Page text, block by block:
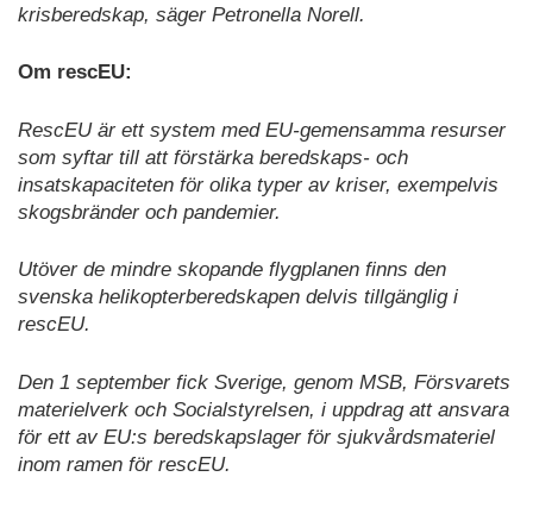
krisberedskap, säger Petronella Norell.
Om rescEU:
RescEU är ett system med EU-gemensamma resurser
som syftar till att förstärka beredskaps- och
insatskapaciteten för olika typer av kriser, exempelvis
skogsbränder och pandemier.
Utöver de mindre skopande flygplanen finns den
svenska helikopterberedskapen delvis tillgänglig i
rescEU.
Den 1 september fick Sverige, genom MSB, Försvarets
materielverk och Socialstyrelsen, i uppdrag att ansvara
för ett av EU:s beredskapslager för sjukvårdsmateriel
inom ramen för rescEU.